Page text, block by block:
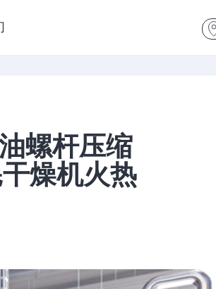
螺杆压缩
燥机火热